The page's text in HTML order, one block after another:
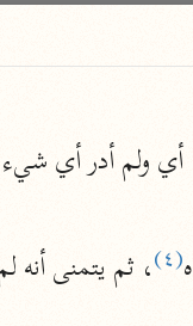
مصاحف
أي ولم أدر أي
(٤) ، ثم يتمنى أنه